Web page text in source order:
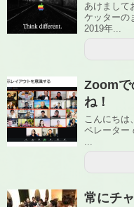
あけまして
ケッターの
2019年...
Zoomで
ね！
こんにちは
ペレーター
...
常にチ